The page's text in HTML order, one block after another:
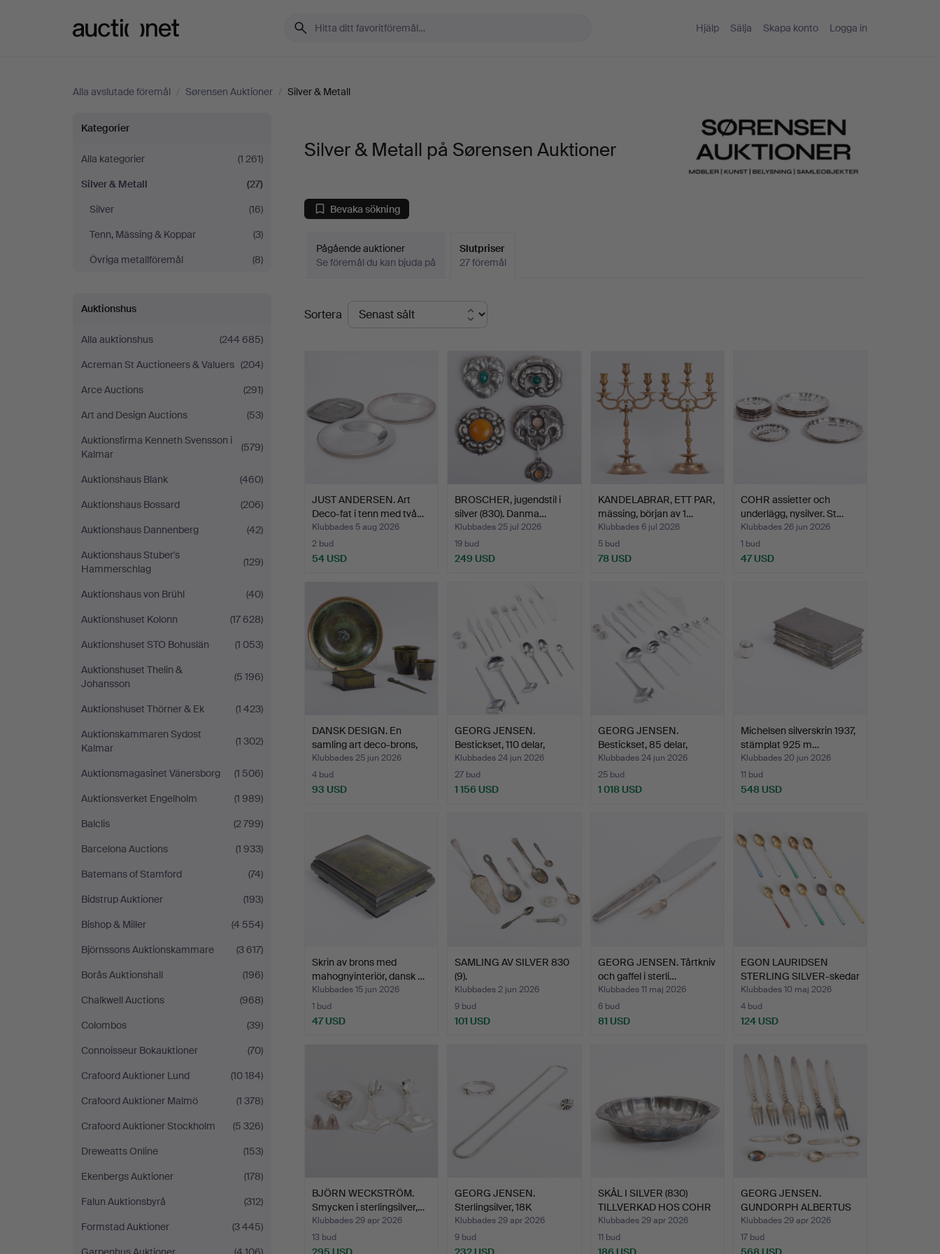
Hjälp Sälja Skapa konto Logga in
Alla avslutade föremål / Sørensen Auktioner / Silver & Metall
Silver
&
Metall
på
Sørensen
Auktioner
Kategorier
Alla kategorier
(1 261)
Silver & Metall
(27)
Silver
(16)
Tenn, Mässing & Koppar
(3)
Övriga metallföremål
(8)
Auktionshus
Alla auktionshus
(244 685)
Acreman St Auctioneers & Valuers (204)
Arce Auctions
(291)
Art and Design Auctions
(53)
Auktionsfirma Kenneth Svensson i
Kalmar
(579)
Auktionshaus Blank
(460)
Auktionshaus Bossard
(206)
Auktionshaus Dannenberg
(42)
Auktionshaus Stuber's
Hammerschlag
(129)
Auktionshaus von Brühl
(40)
Auktionshuset Kolonn
(17 628)
Auktionshuset STO Bohuslän
(1 053)
Auktionshuset Thelin &
Johansson
(5 196)
Auktionshuset Thörner & Ek
(1 423)
Auktionskammaren Sydost
Kalmar
(1 302)
Auktionsmagasinet Vänersborg
(1 506)
Auktionsverket Engelholm
(1 989)
Balclis
(2 799)
Barcelona Auctions
(1 933)
Batemans of Stamford
(74)
Bidstrup Auktioner
(193)
Bishop & Miller
(4 554)
Björnssons Auktionskammare
(3 617)
Borås Auktionshall
(196)
Chalkwell Auctions
(968)
Colombos
(39)
Connoisseur Bokauktioner
(70)
Crafoord Auktioner Lund
(10 184)
Crafoord Auktioner Malmö
(1 378)
Crafoord Auktioner Stockholm
(5 326)
Dreweatts Online
(153)
Ekenbergs Auktioner
(178)
Falun Auktionsbyrå
(312)
Formstad Auktioner
(3 445)
Silver & Metall på Sørensen Auktioner
Bevaka sökning
Pågående auktioner
Se föremål du kan bjuda på
Slutpriser
27 föremål
Slutpriser
Sortera
JUST ANDERSEN. Art
Deco-fat i tenn med två…
Klubbades 5 aug 2026
2 bud
54 USD
BROSCHER, jugendstil i
silver (830). Danma…
Klubbades 25 jul 2026
19 bud
249 USD
KANDELABRAR, ETT PAR,
mässing, början av 1…
Klubbades 6 jul 2026
5 bud
78 USD
COHR assietter och
underlägg, nysilver. St…
Klubbades 26 jun 2026
1 bud
47 USD
DANSK DESIGN. En
samling art deco-brons,
b…
Klubbades 25 jun 2026
4 bud
93 USD
GEORG JENSEN.
Bestickset, 110 delar,
Prism…
Klubbades 24 jun 2026
27 bud
1 156 USD
GEORG JENSEN.
Bestickset, 85 delar,
Prisme…
Klubbades 24 jun 2026
25 bud
1 018 USD
Michelsen silverskrin 1937,
stämplat 925 m…
Klubbades 20 jun 2026
11 bud
548 USD
Skrin av brons med
mahognyinteriör, dansk …
Klubbades 15 jun 2026
1 bud
47 USD
SAMLING AV SILVER 830
(9).
Klubbades 2 jun 2026
9 bud
101 USD
GEORG JENSEN. Tårtkniv
och gaffel i sterli…
Klubbades 11 maj 2026
6 bud
81 USD
EGON LAURIDSEN
STERLING SILVER-skedar
(10).
Klubbades 10 maj 2026
4 bud
124 USD
BJÖRN WECKSTRÖM.
Smycken i sterlingsilver,…
Klubbades 29 apr 2026
13 bud
GEORG JENSEN.
Sterlingsilver, 18K
guldring…
Klubbades 29 apr 2026
9 bud
SKÅL I SILVER (830)
TILLVERKAD HOS COHR
fö…
Klubbades 29 apr 2026
11 bud
GEORG JENSEN.
GUNDORPH ALBERTUS
(1887-1969…
Klubbades 29 apr 2026
17 bud